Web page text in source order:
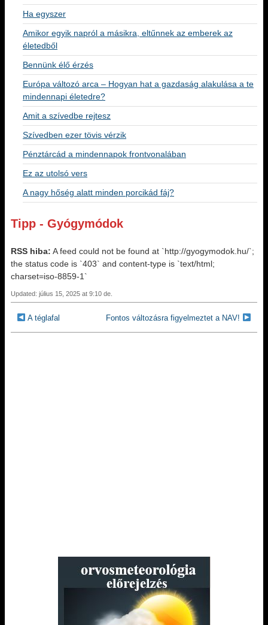
Ha egyszer
Amikor egyik napról a másikra, eltűnnek az emberek az
életedből
Bennünk élő érzés
Európa változó arca – Hogyan hat a gazdaság alakulása a te
mindennapi életedre?
Amit a szívedbe rejtesz
Szívedben ezer tövis vérzik
Pénztárcád a mindennapok frontvonalában
Ez az utolsó vers
A nagy hőség alatt minden porcikád fáj?
Tipp - Gyógymódok
RSS hiba: A feed could not be found at `http://gyogymodok.hu/`;
the status code is `403` and content-type is `text/html;
charset=iso-8859-1`
Updated: július 15, 2025 at 9:10 de.
A téglafal Fontos változásra figyelmeztet a NAV!